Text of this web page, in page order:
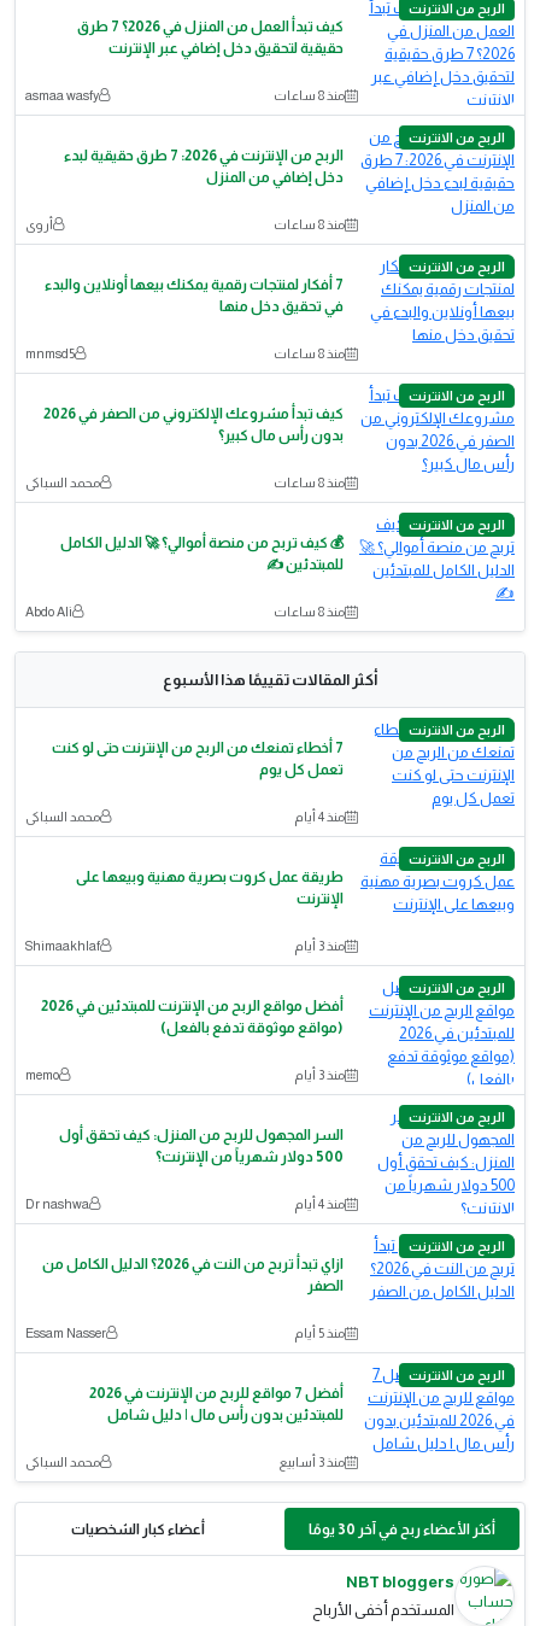
الربح من الانترنت
كيف تبدأ العمل من المنزل في 2026؟ 7 طرق
حقيقية لتحقيق دخل إضافي عبر الإنترنت
منذ 8 ساعات asmaa wasfy
الربح من الانترنت
الربح من الإنترنت في 2026: 7 طرق حقيقية لبدء
دخل إضافي من المنزل
منذ 8 ساعات أروى
الربح من الانترنت
7 أفكار لمنتجات رقمية يمكنك بيعها أونلاين والبدء
في تحقيق دخل منها
منذ 8 ساعات mnmsd5
الربح من الانترنت
كيف تبدأ مشروعك الإلكتروني من الصفر في 2026
بدون رأس مال كبير؟
منذ 8 ساعات محمد السباكى
الربح من الانترنت
💰 كيف تربح من منصة أموالي؟ 🚀 الدليل الكامل
للمبتدئين ✍️
منذ 8 ساعات Abdo Ali
أكثر المقالات تقييمًا هذا الأسبوع
الربح من الانترنت
7 أخطاء تمنعك من الربح من الإنترنت حتى لو كنت
تعمل كل يوم
منذ 4 أيام محمد السباكى
الربح من الانترنت
طريقة عمل كروت بصرية مهنية وبيعها على
الإنترنت
منذ 3 أيام Shimaakhlaf
الربح من الانترنت
أفضل مواقع الربح من الإنترنت للمبتدئين في 2026
(مواقع موثوقة تدفع بالفعل)
منذ 3 أيام memo
الربح من الانترنت
السر المجهول للربح من المنزل: كيف تحقق أول
500 دولار شهرياً من الإنترنت؟
منذ 4 أيام Dr nashwa
الربح من الانترنت
ازاي تبدأ تربح من النت في 2026؟ الدليل الكامل من
الصفر
منذ 5 أيام Essam Nasser
الربح من الانترنت
أفضل 7 مواقع للربح من الإنترنت في 2026
للمبتدئين بدون رأس مال | دليل شامل
منذ 3 أسابيع محمد السباكى
أكثر الأعضاء ربح في آخر 30 يومًا أعضاء كبار الشخصيات
NBT bloggers
المستخدم أخفى الأرباح